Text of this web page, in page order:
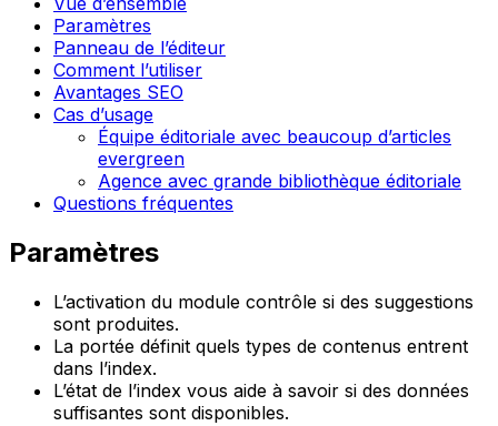
Paramètres
Panneau de l’éditeur
Comment l’utiliser
Avantages SEO
Cas d’usage
Équipe éditoriale avec beaucoup d’articles
evergreen
Agence avec grande bibliothèque éditoriale
Questions fréquentes
Paramètres
L’activation du module contrôle si des suggestions
sont produites.
La portée définit quels types de contenus entrent
dans l’index.
L’état de l’index vous aide à savoir si des données
suffisantes sont disponibles.